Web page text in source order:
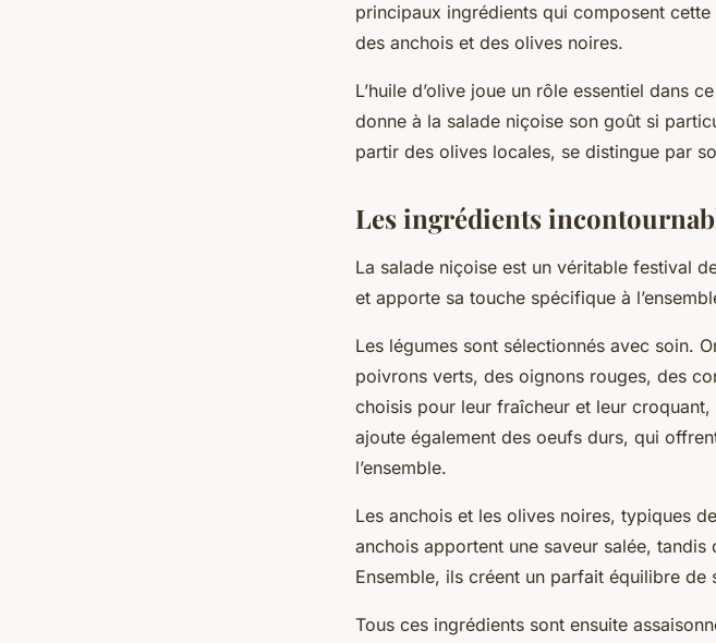
principaux ingrédients qui composent
des anchois et des olives noires.
L’huile d’olive joue un rôle essentiel dans
donne à la salade niçoise son goût si
partir des olives locales, se distingue par
Les ingrédients
La salade niçoise est un véritable festival
et apporte sa touche spécifique à
Les légumes sont sélectionnés avec soin.
poivrons verts, des oignons rouges, des
choisis pour leur fraîcheur et leur
ajoute également des oeufs durs, qui
l’ensemble.
Les anchois et les olives noires, typiques
anchois apportent une saveur salée,
Ensemble, ils créent un parfait équilibre de
Tous ces ingrédients sont ensuite